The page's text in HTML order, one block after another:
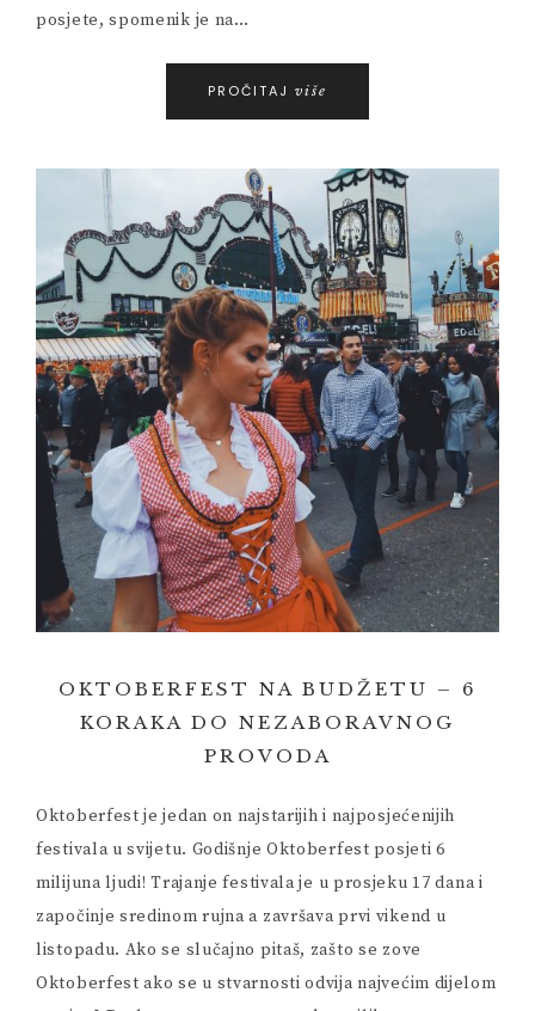
posjete, spomenik je na…
PROČITAJ više
OKTOBERFEST NA BUDŽETU – 6
KORAKA DO NEZABORAVNOG
PROVODA
Oktoberfest je jedan on najstarijih i najposjećenijih
festivala u svijetu. Godišnje Oktoberfest posjeti 6
milijuna ljudi! Trajanje festivala je u prosjeku 17 dana i
započinje sredinom rujna a završava prvi vikend u
listopadu. Ako se slučajno pitaš, zašto se zove
Oktoberfest ako se u stvarnosti odvija najvećim dijelom